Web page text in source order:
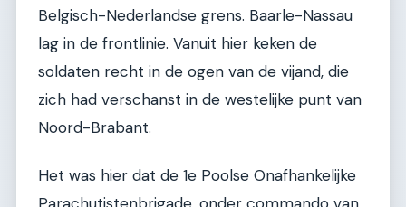
Belgisch-Nederlandse grens. Baarle-Nassau
lag in de frontlinie. Vanuit hier keken de
soldaten recht in de ogen van de vijand, die
zich had verschanst in de westelijke punt van
Noord-Brabant.
Het was hier dat de 1e Poolse Onafhankelijke